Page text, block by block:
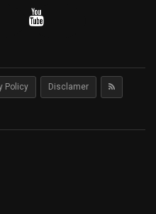
Policy Disclamer